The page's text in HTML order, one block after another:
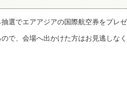
抽選でエアアジアの国際航空券をプ
で、会場へ出かけた方はお見逃しな